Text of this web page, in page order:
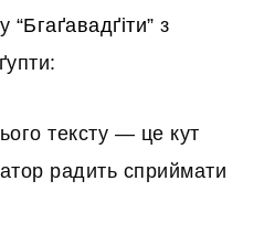
“Бгаґавадґіти” з
тексту — це кут
радить сприймати